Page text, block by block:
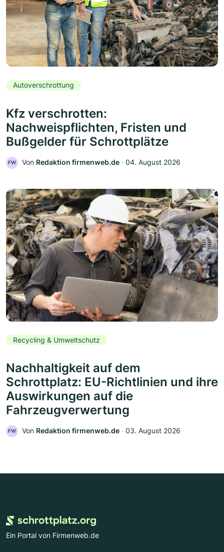
Autoverschrottung
Kfz verschrotten:
Nachweispflichten, Fristen und
Bußgelder für Schrottplätze
FW Von Redaktion firmenweb.de ‧ 04. August 2026
Recycling & Umweltschutz
Nachhaltigkeit auf dem
Schrottplatz: EU-Richtlinien und ihre
Auswirkungen auf die
Fahrzeugverwertung
FW Von Redaktion firmenweb.de ‧ 03. August 2026
Ein Portal von Firmenweb.de